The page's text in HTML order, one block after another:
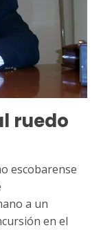
ruedo
escobarense
a un
en el